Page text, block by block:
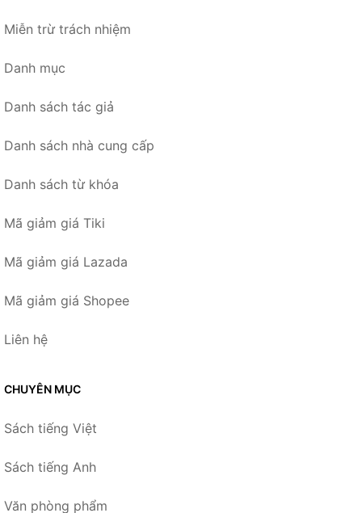
Miễn trừ trách nhiệm
Danh mục
Danh sách tác giả
Danh sách nhà cung cấp
Danh sách từ khóa
Mã giảm giá Tiki
Mã giảm giá Lazada
Mã giảm giá Shopee
Liên hệ
CHUYÊN MỤC
Sách tiếng Việt
Sách tiếng Anh
Văn phòng phẩm